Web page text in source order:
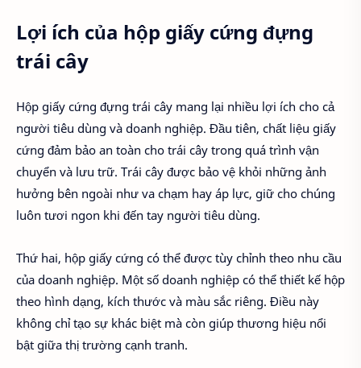
Lợi ích của hộp giấy cứng đựng
trái cây
Hộp giấy cứng đựng trái cây mang lại nhiều lợi ích cho cả
người tiêu dùng và doanh nghiệp. Đầu tiên, chất liệu giấy
cứng đảm bảo an toàn cho trái cây trong quá trình vận
chuyển và lưu trữ. Trái cây được bảo vệ khỏi những ảnh
hưởng bên ngoài như va chạm hay áp lực, giữ cho chúng
luôn tươi ngon khi đến tay người tiêu dùng.
Thứ hai, hộp giấy cứng có thể được tùy chỉnh theo nhu cầu
của doanh nghiệp. Một số doanh nghiệp có thể thiết kế hộp
theo hình dạng, kích thước và màu sắc riêng. Điều này
không chỉ tạo sự khác biệt mà còn giúp thương hiệu nổi
bật giữa thị trường cạnh tranh.